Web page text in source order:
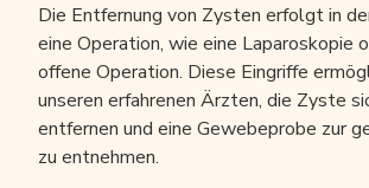
Die Entfernung von Zysten erfolgt in
eine Operation, wie eine Laparoskopie
offene Operation. Diese Eingriffe
unseren erfahrenen Ärzten, die Zyste
entfernen und eine Gewebeprobe zur
zu entnehmen.